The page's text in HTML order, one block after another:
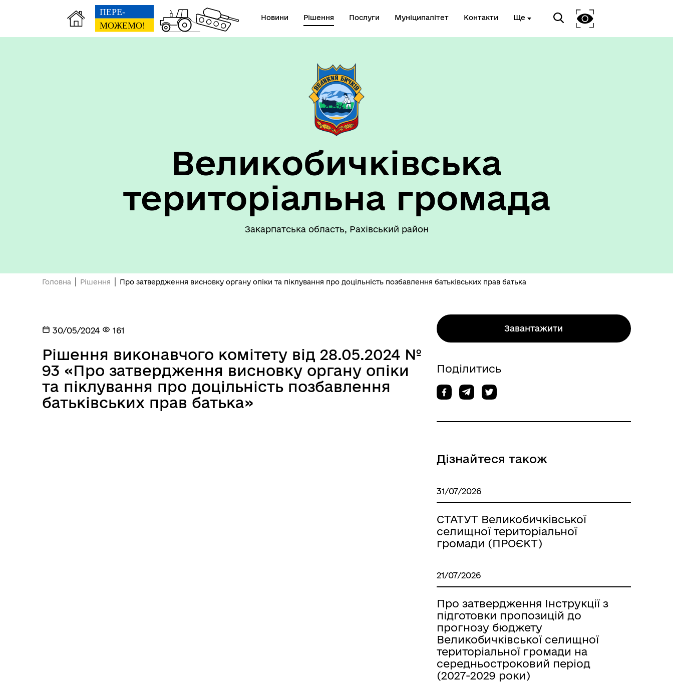
Новини Рішення Послуги Муніципалітет Контакти Ще
Герої не вмирають
установ Великобичківської ТГ
Великобичківська
територіальна громада
Закарпатська область, Рахівський район
Головна Рішення Про затвердження висновку органу опіки та піклування про доцільність позбавлення батьківських прав батька
30/05/2024 161
Рішення виконавчого комітету від 28.05.2024 №
93 «Про затвердження висновку органу опіки
та піклування про доцільність позбавлення
батьківських прав батька»
Завантажити
Поділитись
Дізнайтеся також
31/07/2026
СТАТУТ Великобичківської
селищної територіальної
громади (ПРОЄКТ)
21/07/2026
Про затвердження Інструкції з
підготовки пропозицій до
прогнозу бюджету
Великобичківської селищної
територіальної громади на
середньостроковий період
(2027-2029 роки)